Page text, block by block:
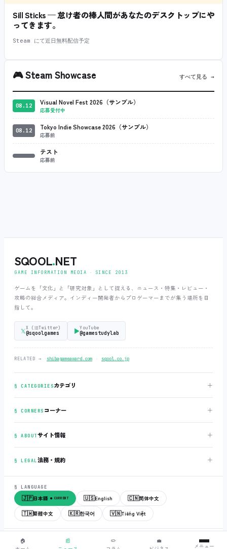
Sill Sticks — 怠け者の棒人間があなたのデスクトップにや
ってきます。
Steam にて近日無料配信予定
🎮Steam Showcase すべて見る →
08.12 Visual Novel Fest 2026（サンプル）
応募受付中
08.12 Tokyo Indie Showcase 2026（サンプル）
応募前
テスト
応募前
SQOOL.NET
GAME INFORMATION MEDIA ‧ SINCE 2013
ゲームを「文化」と「研究対象」として捉える、ニュース・特集・レビュー・
攻略の総合メディア。インディー開発者からプロゲーマーまでが集う場所を目
指して。
𝕏X (旧Twitter)
@sqoolgames ▶YouTube
@gamestudylab
RELATED → shibagameaward.com ‧ sqool.co.jp
§ CATEGORIESカテゴリ ＋
§ CORNERS コーナー ＋
§ ABOUTサイト情報 ＋
§ LEGAL法務・規約 ＋
§ LANGUAGE
🇯🇵日本語 ● CURRENT 🇺🇸English 🇨🇳简体中文
🇹🇼繁體中文 🇰🇷한국어 🇻🇳Tiếng Việt
© 2018-2026 sqool.co.jp ‧ All rights reserved. v3.0.0 build 20260505
● ALL SYSTEMS NORMAL
🏠
📰
✏️
💼
メニュー